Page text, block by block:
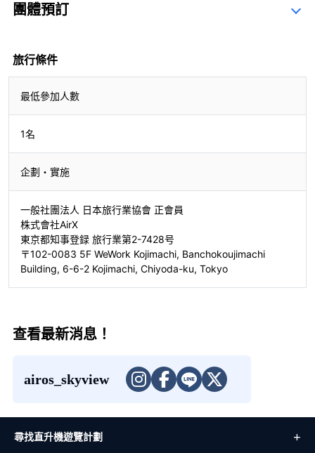
團體預訂
旅行條件
最低參加人數
1名
企劃・實施
一般社團法人 日本旅行業協會 正會員
株式會社AirX
東京都知事登録 旅行業第2-7428号
〒102-0083 5F WeWork Kojimachi, Banchokoujimachi
Building, 6-6-2 Kojimachi, Chiyoda-ku, Tokyo
查看最新消息！
airos_skyview
尋找直升機遊覽計劃